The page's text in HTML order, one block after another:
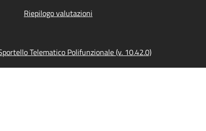
Riepilogo valutazioni
Telematico Polifunzionale (v. 10.42.0)